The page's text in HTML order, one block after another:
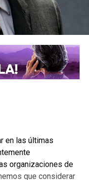
en las últimas
organizaciones de
que considerar